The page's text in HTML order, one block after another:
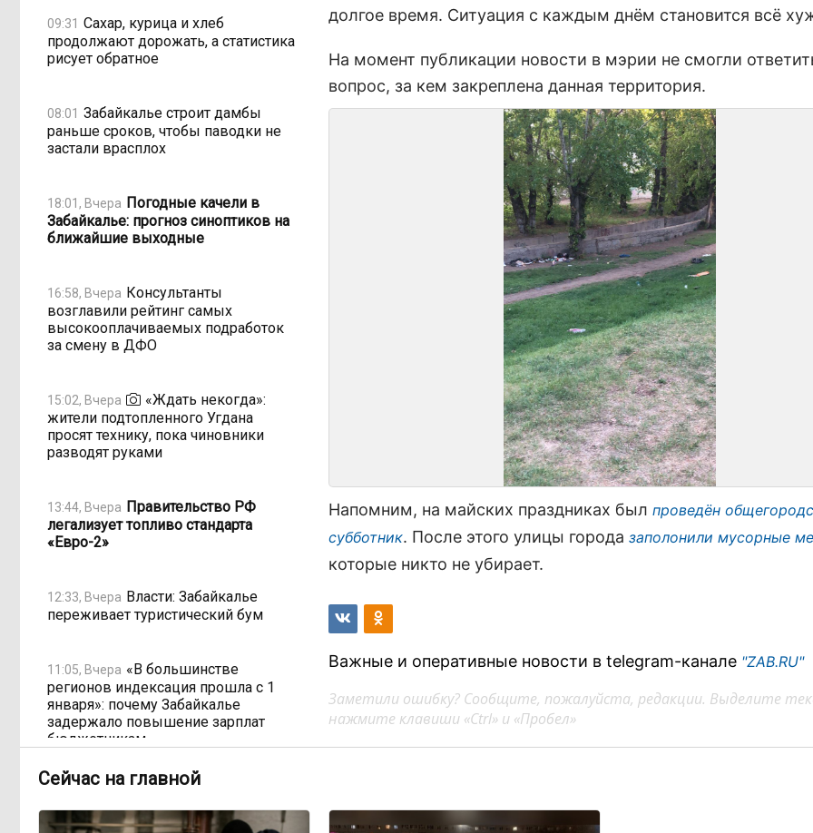
09:31 Сахар, курица и хлеб
продолжают дорожать, а статистика
рисует обратное
08:01 Забайкалье строит дамбы
раньше сроков, чтобы паводки не
застали врасплох
18:01, Вчера Погодные качели в
Забайкалье: прогноз синоптиков на
ближайшие выходные
16:58, Вчера Консультанты
возглавили рейтинг самых
высокооплачиваемых подработок
за смену в ДФО
15:02, Вчера
«Ждать некогда»:
жители подтопленного Угдана
просят технику, пока чиновники
разводят руками
13:44, Вчера Правительство РФ
легализует топливо стандарта
«Евро-2»
12:33, Вчера Власти: Забайкалье
переживает туристический бум
11:05, Вчера «В большинстве
регионов индексация прошла с 1
января»: почему Забайкалье
задержало повышение зарплат
бюджетникам
подрядчик и чиновник попали под
уголовные дела
долгое время. Ситуация с каждым днём становится всё
На момент публикации новости в мэрии не смогли
вопрос, за кем закреплена данная территория.
Напомним, на майских праздниках был проведён
субботник. После этого улицы города заполонили мусорные
которые никто не убирает.
Важные и оперативные новости в telegram-канале "ZAB.RU"
Заметили ошибку? Сообщите, пожалуйста, редакции. Выделите
нажмите клавиши «Ctrl» и «Пробел»
Сейчас на главной